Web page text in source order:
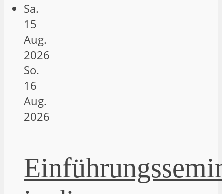
Sa.
15
Aug.
2026
So.
16
Aug.
2026